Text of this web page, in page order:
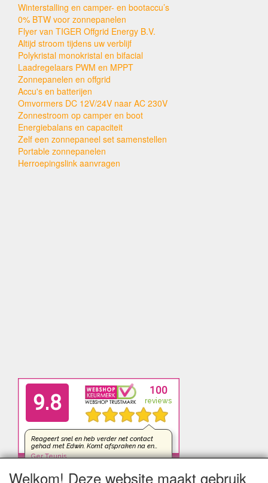
Winterstalling en camper- en bootaccu’s
0% BTW voor zonnepanelen
Flyer van TIGER Offgrid Energy B.V.
Altijd stroom tijdens uw verblijf
Polykristal monokristal en bifacial
Laadregelaars PWM en MPPT
Zonnepanelen en offgrid
Accu's en batterijen
Omvormers DC 12V/24V naar AC 230V
Zonnestroom op camper en boot
Energiebalans en capaciteit
Zelf een zonnepaneel set samenstellen
Portable zonnepanelen
Herroepingslink aanvragen
Welkom! Deze website maakt gebruik